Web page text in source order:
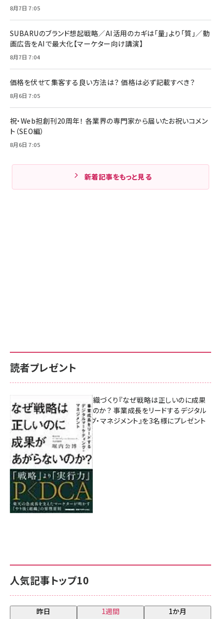
8月7日 7:05
SUBARUのブランド想起戦略／AI活用のカギは「量」より「質」／動
画広告をAIで最大化【マーケター向け講演】
8月7日 7:04
価格を伏せて集客する良い方法は？ 価格は必ず記載すべき？
8月6日 7:05
祝・Web担創刊20周年！ 各業界の専門家から届いたお祝いコメン
ト（SEO編）
8月6日 7:05
新着記事をもっと見る
人気記事トップ10
昨日 1週間 1か月
読者プレゼント
成果を生む組織づくり『なぜ戦略は正しいのに成果
があがらないのか？ 事業成長をリードするデジタル
マーケティング・マネジメント』を3名様にプレゼント
8月7日 10:00